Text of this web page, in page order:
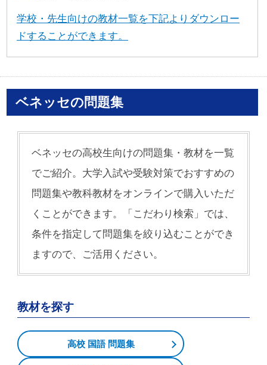
学校・先生向けの教材一覧を下記よりダウンロー
ドすることができます。
ベネッセの問題集
ベネッセの高校生向けの問題集・教材を一覧
でご紹介。大学入試や受験対策でおすすめの
問題集や教科教材をオンラインで購入いただ
くことができます。「こだわり検索」では、
条件を指定して問題集を絞り込むことができ
ますので、ご活用ください。
教材を探す
高校 国語 問題集